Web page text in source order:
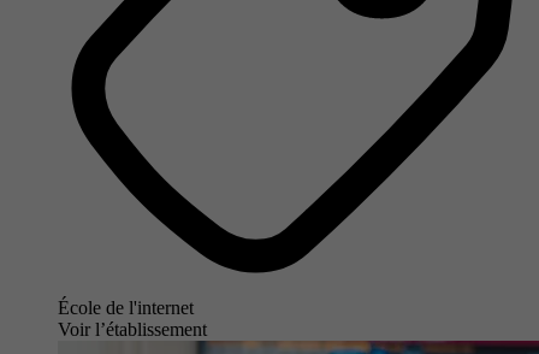
École de l'internet
Voir l’établissement